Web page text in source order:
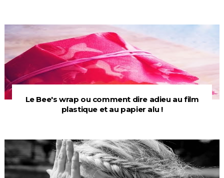
Le Bee's wrap ou comment dire adieu au film
plastique et au papier alu !